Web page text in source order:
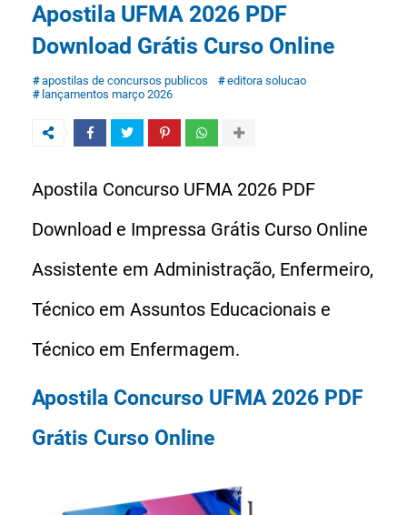
Apostila UFMA 2026 PDF
Download Grátis Curso Online
apostilas de concursos publicos
editora solucao
lançamentos março 2026
Apostila Concurso UFMA 2026 PDF
Download e Impressa Grátis Curso Online
Assistente em Administração, Enfermeiro,
Técnico em Assuntos Educacionais e
Técnico em Enfermagem.
Apostila Concurso UFMA 2026 PDF
Grátis Curso Online